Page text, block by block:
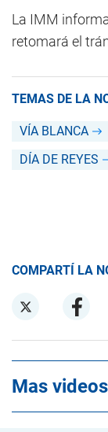
La IMM
retomará el
TEMAS DE LA
VÍA BLANCA
DÍA DE REYES
COMPARTÍ LA
Mas videos